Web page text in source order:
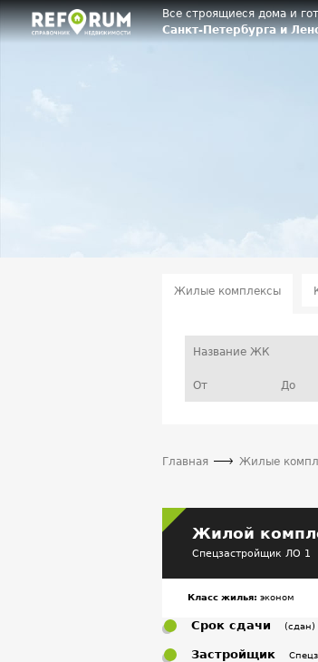
Все строящиеся дома и
Санкт-Петербурга и
Жилые комплексы
Главная Жилые
Жилой
Спецзастройщик ЛО 1
Класс жилья: эконом
Срок сдачи (сдан)
Застройщик